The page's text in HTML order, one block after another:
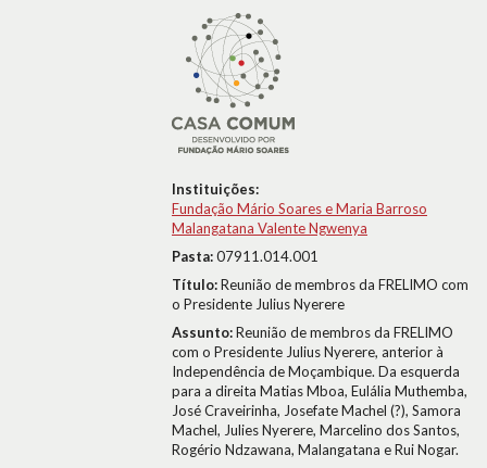
Instituições:
Fundação Mário Soares e Maria Barroso
Malangatana Valente Ngwenya
Pasta:07911.014.001
Título:Reunião de membros da FRELIMO com
o Presidente Julius Nyerere
Assunto:Reunião de membros da FRELIMO
com o Presidente Julius Nyerere, anterior à
Independência de Moçambique. Da esquerda
para a direita Matias Mboa, Eulália Muthemba,
José Craveirinha, Josefate Machel (?), Samora
Machel, Julies Nyerere, Marcelino dos Santos,
Rogério Ndzawana, Malangatana e Rui Nogar.